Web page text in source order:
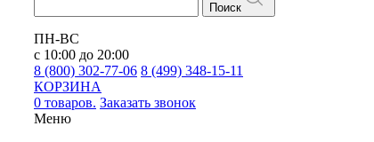
Поиск
ПН-ВС
с 10:00 до 20:00
8 (800) 302-77-06 8 (499) 348-15-11
КОРЗИНА
0 товаров. Заказать звонок
Меню